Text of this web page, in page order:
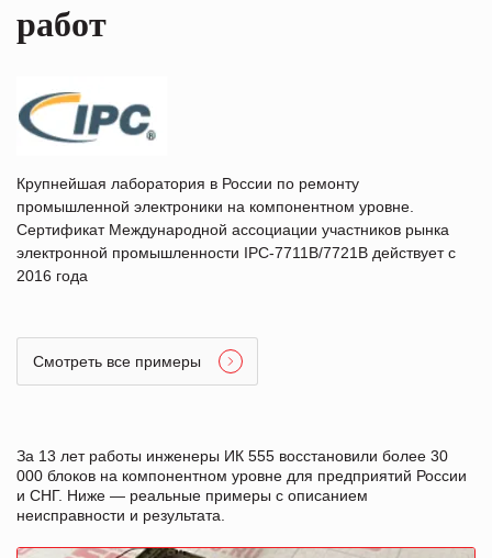
работ
Крупнейшая лаборатория в России по ремонту
промышленной электроники на компонентном уровне.
Сертификат Международной ассоциации участников рынка
электронной промышленности IPC-7711B/7721B действует с
2016 года
Смотреть все примеры
За 13 лет работы инженеры ИК 555 восстановили более 30
000 блоков на компонентном уровне для предприятий России
и СНГ. Ниже — реальные примеры с описанием
неисправности и результата.